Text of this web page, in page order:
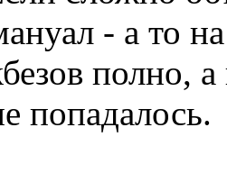
- а то
полно,
попадалось.